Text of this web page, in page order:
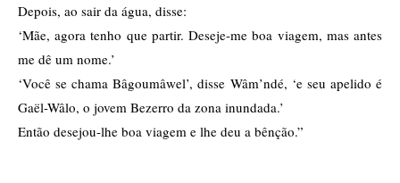
Depois, ao sair da água, disse:
‘Mãe, agora tenho que partir. Deseje-me boa viagem, mas antes
me dê um nome.’
‘Você se chama Bâgoumâwel’, disse Wâm’ndé, ‘e seu apelido é
Gaël-Wâlo, o jovem Bezerro da zona inundada.’
Então desejou-lhe boa viagem e lhe deu a bênção.”